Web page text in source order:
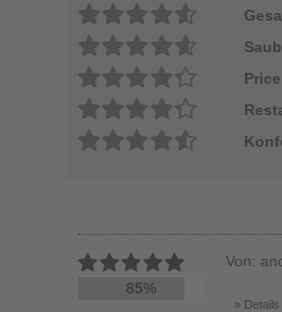
Price
85%
Von:
Details